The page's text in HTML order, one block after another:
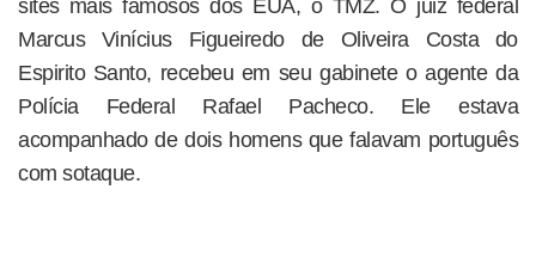
sites mais famosos dos EUA, o TMZ. O juiz federal
Marcus Vinícius Figueiredo de Oliveira Costa do
Espirito Santo, recebeu em seu gabinete o agente da
Polícia Federal Rafael Pacheco. Ele estava
acompanhado de dois homens que falavam português
com sotaque.